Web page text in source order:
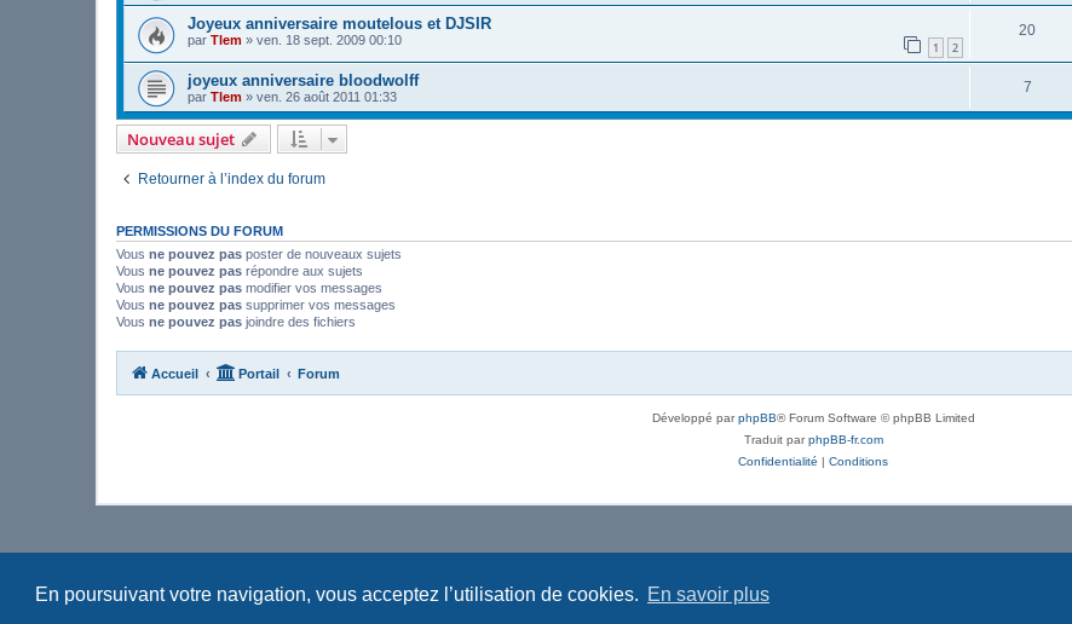
En poursuivant votre navigation, vous acceptez l’utilisation de cookies. En savoir plus
Joyeux anniversaire moutelous et DJSIR
par Tlem » ven. 18 sept. 2009 00:10 1 2
20
joyeux anniversaire bloodwolff
par Tlem » ven. 26 août 2011 01:33
7
Nouveau sujet
Retourner à l’index du forum
PERMISSIONS DU FORUM
Vous ne pouvez pas poster de nouveaux sujets
Vous ne pouvez pas répondre aux sujets
Vous ne pouvez pas modifier vos messages
Vous ne pouvez pas supprimer vos messages
Vous ne pouvez pas joindre des fichiers
Accueil Portail Forum
Développé parphpBB® Forum Software © phpBB Limited
Traduit parphpBB-fr.com
Confidentialité | Conditions